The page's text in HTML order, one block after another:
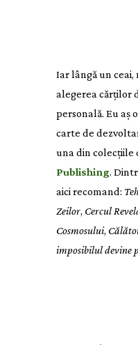
Iar lângă un ceai,
alegerea cărților
personală. Eu aș
carte de
una din colecțiile
Publishing.
aici recomand:
Zeilor, Cercul
Cosmosului,
imposibilul devine